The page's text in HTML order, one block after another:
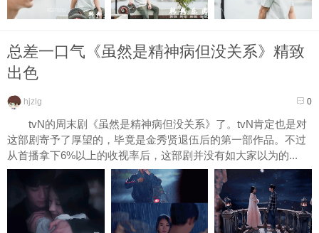
总差一口气《虽然是精神病但没关系》精致
出色
0
hjzlg
tvN的周末剧《虽然是精神病但没关系》了。tvN肯定也是对
这部剧寄予了厚望的，毕竟是金秀贤退伍后的第一部作品。不过
从首播拿下6%以上的收视率后，这部剧并没有如大家以为的...